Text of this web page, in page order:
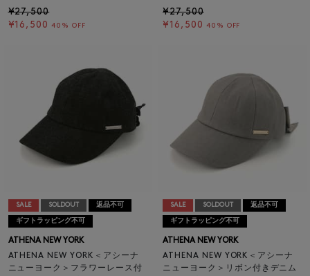
¥27,500
¥16,500 40% OFF
¥27,500
¥16,500 40% OFF
SALE SOLDOUT 返品不可
ギフトラッピング不可
ATHENA NEW YORK
ATHENA NEW YORK＜アシーナ
ニューヨーク＞フラワーレース付
SALE SOLDOUT 返品不可
ギフトラッピング不可
ATHENA NEW YORK
ATHENA NEW YORK＜アシーナ
ニューヨーク＞リボン付きデニム